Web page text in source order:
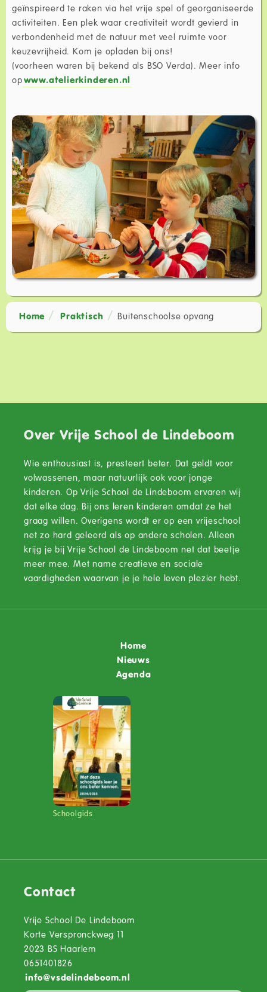
geïnspireerd te raken via het vrije spel of georganiseerde
activiteiten. Een plek waar creativiteit wordt gevierd in
verbondenheid met de natuur met veel ruimte voor
keuzevrijheid. Kom je opladen bij ons!
(voorheen waren bij bekend als BSO Verda). Meer info
opwww.atelierkinderen.nl
Home Praktisch Buitenschoolse opvang
Over Vrije School de Lindeboom
Wie enthousiast is, presteert beter. Dat geldt voor
volwassenen, maar natuurlijk ook voor jonge
kinderen. Op Vrije School de Lindeboom ervaren wij
dat elke dag. Bij ons leren kinderen omdat ze het
graag willen. Overigens wordt er op een vrijeschool
net zo hard geleerd als op andere scholen. Alleen
krijg je bij Vrije School de Lindeboom net dat beetje
meer mee. Met name creatieve en sociale
vaardigheden waarvan je je hele leven plezier hebt.
Home
Nieuws
Agenda
Schoolgids
Contact
Vrije School De Lindeboom
Korte Verspronckweg 11
2023 BS Haarlem
0651401826
info@vsdelindeboom.nl